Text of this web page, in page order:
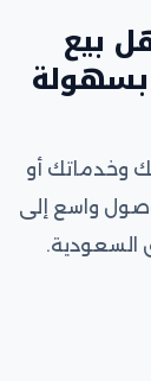
بيع
بسهولة
وخدماتك أو
واسع إلى
السعودية.